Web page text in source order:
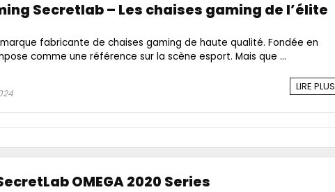
Secretlab – Les chaises gaming de l’élite
fabricante de chaises gaming de haute qualité. Fondée en
comme une référence sur la scène esport. Mais que ...
LIRE PLUS
OMEGA 2020 Series